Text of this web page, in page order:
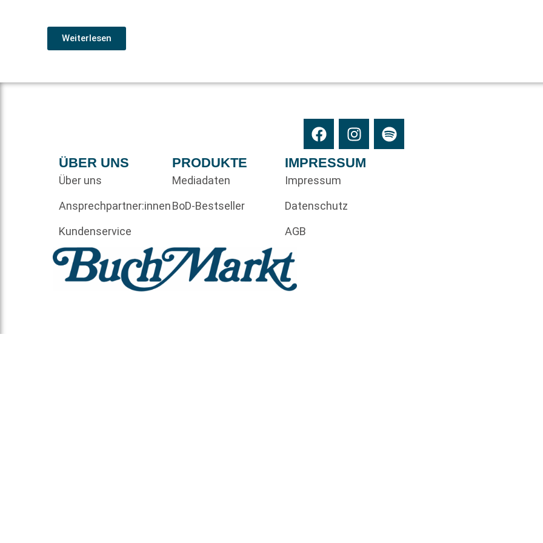
Weiterlesen
ÜBER UNS
Über uns
Ansprechpartner:innen
Kundenservice
PRODUKTE
Mediadaten
BoD-Bestseller
IMPRESSUM
Impressum
Datenschutz
AGB